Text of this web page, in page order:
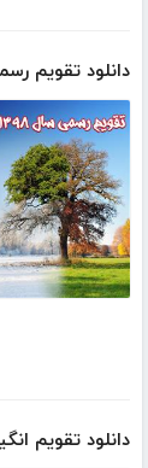
دانلود تقویم رسمی
دانلود تقویم